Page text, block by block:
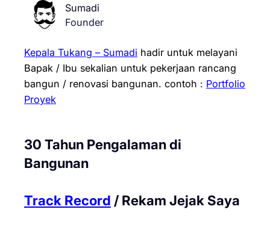
Sumadi
Founder
Kepala Tukang – Sumadi hadir untuk melayani
Bapak / Ibu sekalian untuk pekerjaan rancang
bangun / renovasi bangunan. contoh : Portfolio
Proyek
30 Tahun Pengalaman di
Bangunan
Track Record / Rekam Jejak Saya